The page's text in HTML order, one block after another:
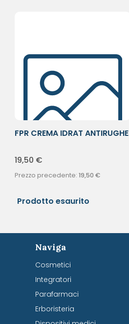
FPR CREMA IDRAT ANTIRUGHE
19,50 €
Prezzo precedente: 19,50 €
Prodotto esaurito
Naviga
Cosmetici
Integratori
Parafarmaci
Erboristeria